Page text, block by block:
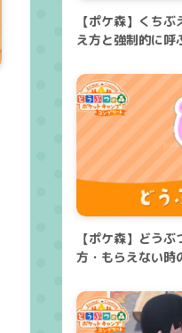
【ポケ森】くち
え方と強制的に呼
【ポケ森】どう
方・もらえない時